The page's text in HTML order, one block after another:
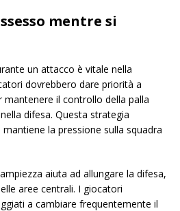
mentre si
un attacco è vitale nella
dovrebbero dare priorità a
mantenere il controllo della palla
difesa. Questa strategia
la pressione sulla squadra
aiuta ad allungare la difesa,
aree centrali. I giocatori
a cambiare frequentemente il